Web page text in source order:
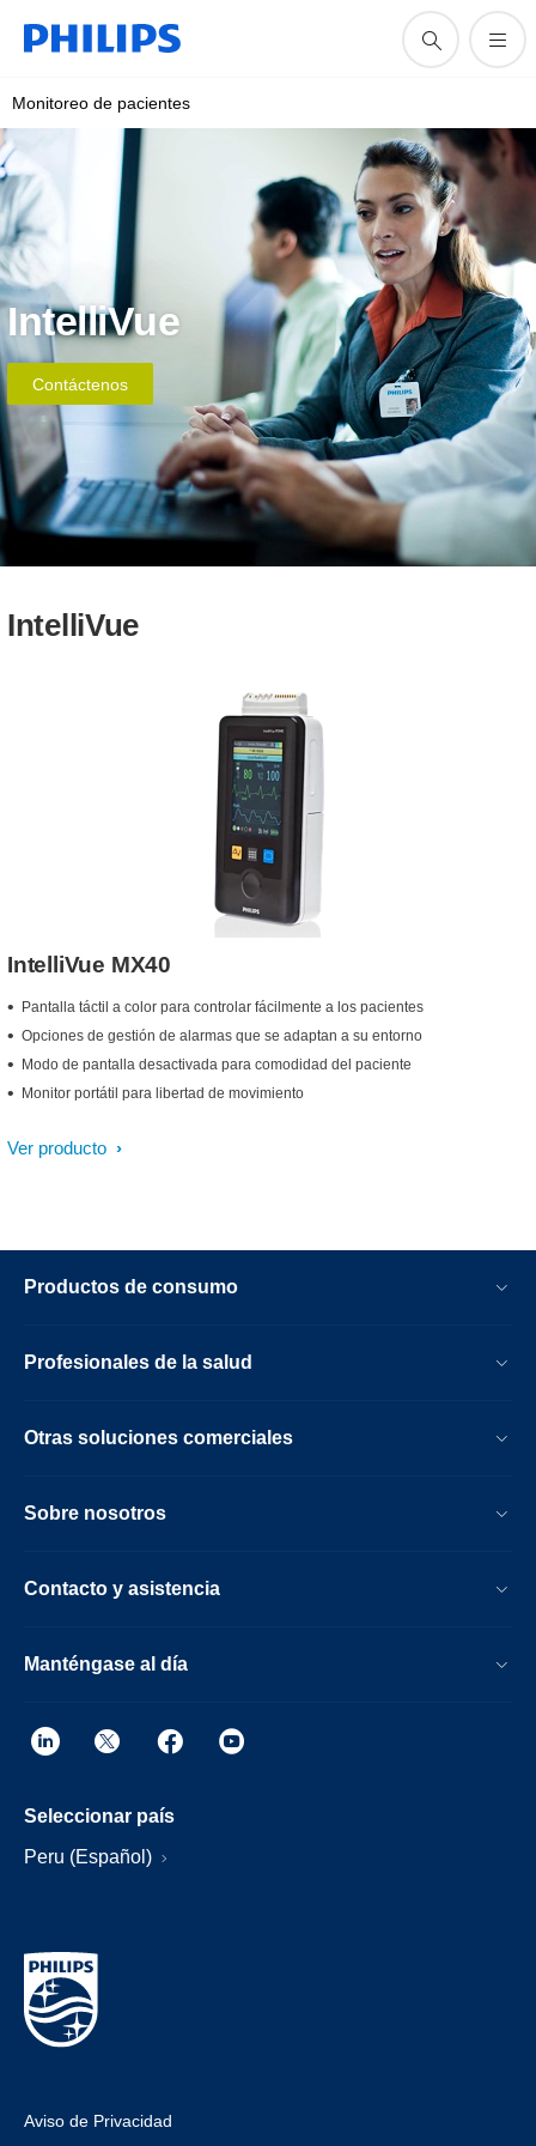
Monitoreo de pacientes
IntelliVue
Contáctenos
IntelliVue
IntelliVue MX40
Pantalla táctil a color para controlar fácilmente a los pacientes
Opciones de gestión de alarmas que se adaptan a su entorno
Modo de pantalla desactivada para comodidad del paciente
Monitor portátil para libertad de movimiento
Ver producto
Productos de consumo
Profesionales de la salud
Otras soluciones comerciales
Sobre nosotros
Contacto y asistencia
Manténgase al día
Seleccionar país
Peru (Español)
Aviso de Privacidad